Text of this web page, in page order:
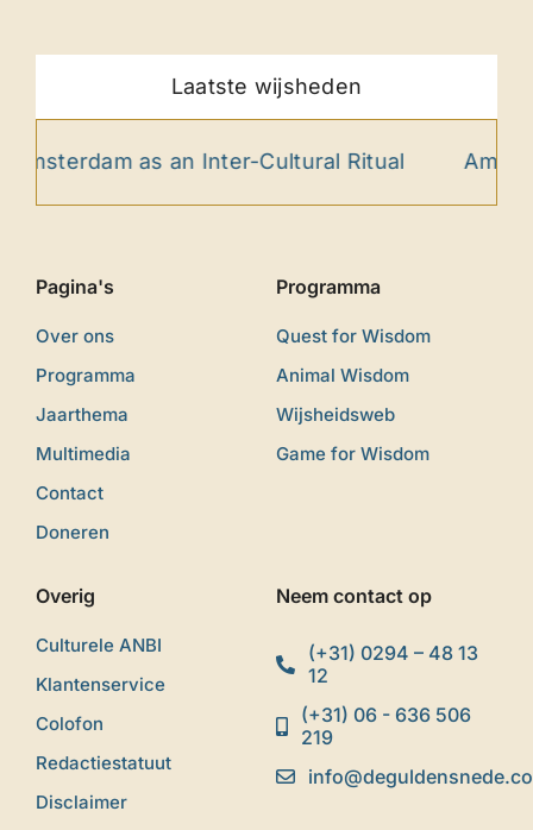
Laatste wijsheden
as an Inter-Cultural Ritual Amor
Pagina's
Over ons
Programma
Jaarthema
Multimedia
Contact
Doneren
Programma
Quest for Wisdom
Animal Wisdom
Wijsheidsweb
Game for Wisdom
Overig
Culturele ANBI
Klantenservice
Colofon
Redactiestatuut
Disclaimer
Neem contact op
(+31) 0294 – 48 13
12
(+31) 06 - 636 506
219